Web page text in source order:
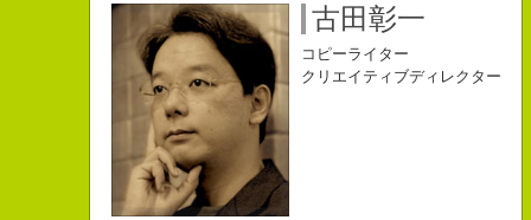
佐藤延夫
コピーライター
保持壮太郎
コピーライター
小山佳奈
コピーライター
中村直史
コピーライター
江口順也
コピーライター
名雪祐平
コピーライター
クリエイティブディレクター
古田彰一
コピーライター
クリエイティブディレクター